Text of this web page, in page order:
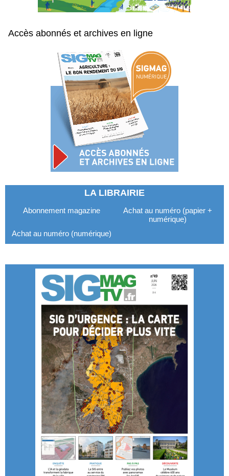
Accès abonnés et archives en ligne
LA LIBRAIRIE
Abonnement magazine
Achat au numéro (papier +
numérique)
Achat au numéro (numérique)